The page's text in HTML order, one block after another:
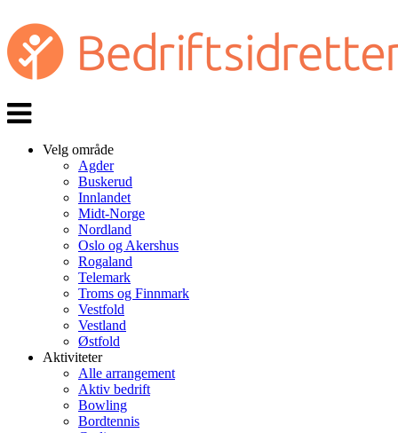
Veksle
navigasjon
Velg område
Agder
Buskerud
Innlandet
Midt-Norge
Nordland
Oslo og Akershus
Rogaland
Telemark
Troms og Finnmark
Vestfold
Vestland
Østfold
Aktiviteter
Alle arrangement
Aktiv bedrift
Bowling
Bordtennis